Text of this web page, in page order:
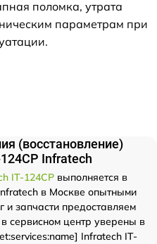
поломка, утрата
параметрам при
(восстановление)
Infratech
IT-124CP выполняется в
в Москве опытными
и запчасти предоставляем
сервисном центр уверены в
Infratech IT-